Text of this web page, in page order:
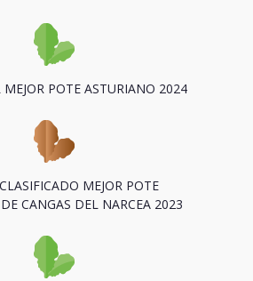
POTE ASTURIANO 2024
MEJOR POTE
CANGAS DEL NARCEA 2023